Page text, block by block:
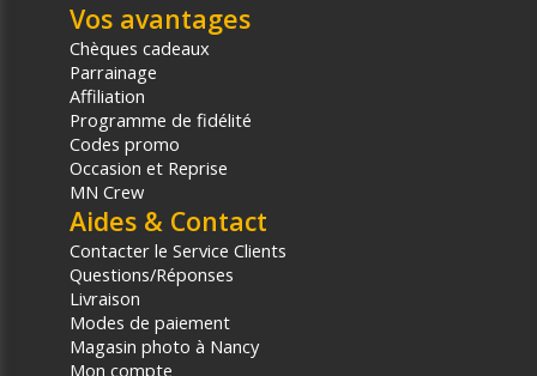
Vos avantages
Chèques cadeaux
Parrainage
Affiliation
Programme de fidélité
Codes promo
Occasion et Reprise
MN Crew
Aides & Contact
Contacter le Service Clients
Questions/Réponses
Livraison
Modes de paiement
Magasin photo à Nancy
Mon compte